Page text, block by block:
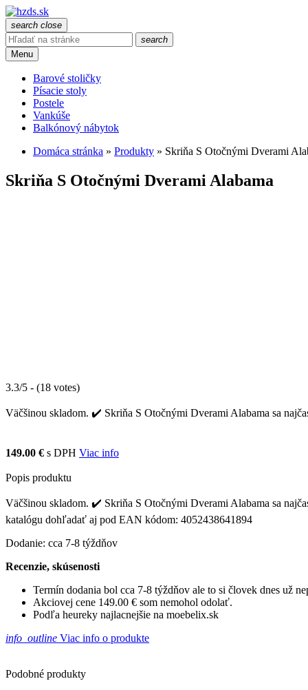
search close
search
Menu
Barové stoličky
Písacie stoly
Postele
Vankúše
Balkónový nábytok
Domáca stránka » Produkty » Skriňa S Otočnými Dverami
Skriňa S Otočnými Dverami Alabama
3.3/5 - (18 votes)
Väčšinou skladom. ✔️ Skriňa S Otočnými Dverami Alabama sa
149.00 € s DPH Viac info
Popis produktu
Väčšinou skladom. ✔️ Skriňa S Otočnými Dverami Alabama sa
katalógu dohľadať aj pod EAN kódom: 4052438641894
Dodanie: cca 7-8 týždňov
Recenzie, skúsenosti
Termín dodania bol cca 7-8 týždňov ale to si človek dnes už
Akciovej cene 149.00 € som nemohol odolať.
Podľa heureky najlacnejšie na moebelix.sk
info_outline Viac info o produkte
Podobné produkty